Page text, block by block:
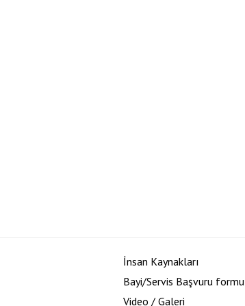
İnsan Kaynakları
Bayi/Servis Başvuru formu
Video / Galeri